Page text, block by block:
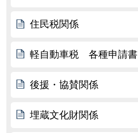
住民税関係
軽自動車税 各種申請書
後援・協賛関係
埋蔵文化財関係